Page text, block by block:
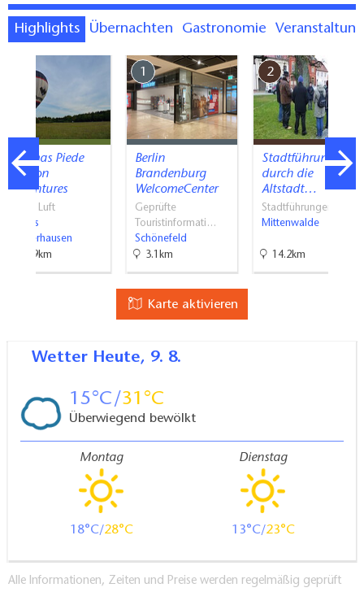
Highlights Übernachten Gastronomie
Thomas Piede
Balloon
Adventures
In der Luft
Königs
Wusterhausen
15.9km
1
Berlin
Brandenburg
WelcomeCenter
Geprüfte
Touristinformati…
Schönefeld
3.1km
2
Stadtführungen
durch die
Altstadt…
Stadtführungen
Mittenwalde
14.2km
Karte aktivieren
Wetter Heute, 9. 8.
15 31
Überwiegend bewölkt
Montag
18 28
Dienstag
13 23
Alle Informationen, Zeiten und Preise werden regelmäßig geprüft